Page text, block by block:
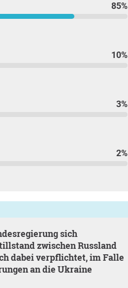
85%
10%
3%
2%
zwischen Russland
dabei verpflichtet, im Falle
an die Ukraine